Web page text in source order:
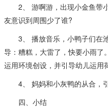
2、 游啊游，出现小金鱼带
友意识到周围少了谁?
3、 播放音乐，小鸭子们在
导：糟糕，大雷了，快要小雨了
运用环境创设，并引导幼儿运用
4、 妈妈和小灰鸭的从合，引
四、小结